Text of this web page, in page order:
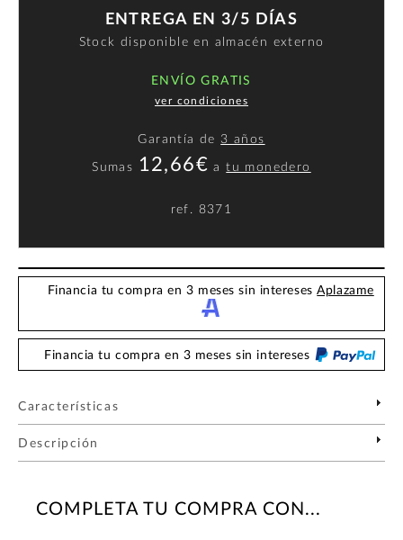
ENTREGA EN 3/5 DÍAS
Stock disponible en almacén externo
ENVÍO GRATIS
ver condiciones
Garantía de 3 años
Sumas 12,66€ atu monedero
ref. 8371
Financia tu compra en 3 meses sin interesesAplazame
Financia tu compra en 3 meses sin intereses
Características
Descripción
COMPLETA TU COMPRA CON...